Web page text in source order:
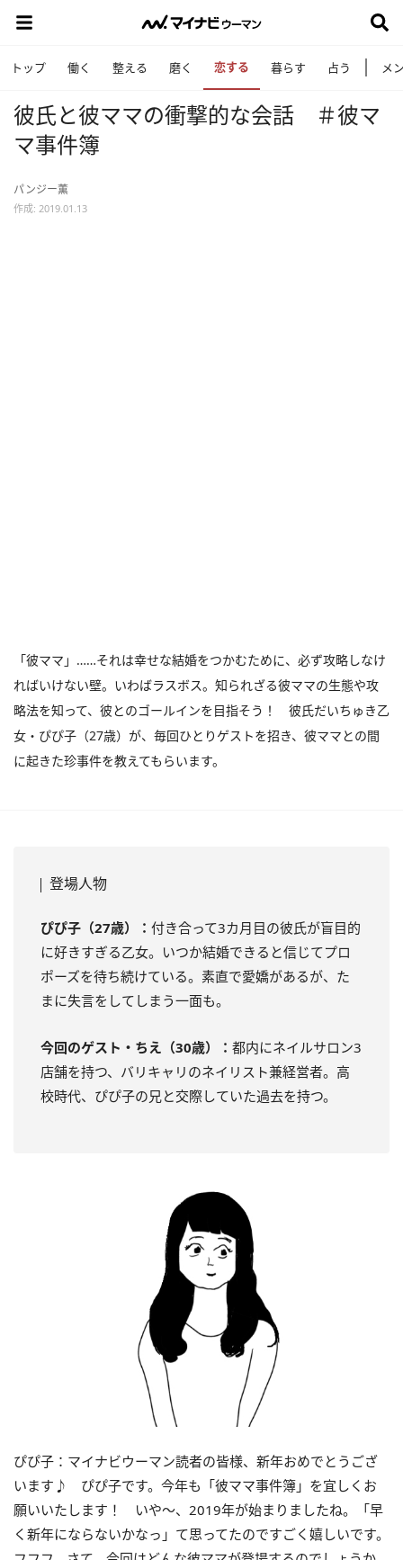
トップ 働く 整える 磨く 恋する 暮らす 占う メ
彼氏と彼ママの衝撃的な会話 ＃彼マ
マ事件簿
パンジー薫
作成: 2019.01.13
「彼ママ」……それは幸せな結婚をつかむために、必ず攻略しなけ
ればいけない壁。いわばラスボス。知られざる彼ママの生態や攻
略法を知って、彼とのゴールインを目指そう！ 彼氏だいちゅき乙
女・ぴぴ子（27歳）が、毎回ひとりゲストを招き、彼ママとの間
に起きた珍事件を教えてもらいます。
登場人物
ぴぴ子（27歳）： 付き合って3カ月目の彼氏が盲目的
に好きすぎる乙女。いつか結婚できると信じてプロ
ポーズを待ち続けている。素直で愛嬌があるが、た
まに失言をしてしまう一面も。
今回のゲスト・ちえ（30歳）： 都内にネイルサロン3
店舗を持つ、バリキャリのネイリスト兼経営者。高
校時代、ぴぴ子の兄と交際していた過去を持つ。
ぴぴ子：マイナビウーマン読者の皆様、新年おめでとうござ
います♪ ぴぴ子です。今年も「彼ママ事件簿」を宜しくお
願いいたします！ いや～、2019年が始まりましたね。「早
く新年にならないかなっ」て思ってたのですごく嬉しいです。